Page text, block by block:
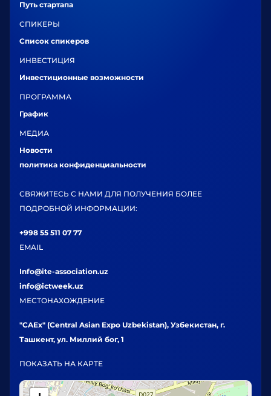
Путь стартапа
СПИКЕРЫ
Список спикеров
ИНВЕСТИЦИЯ
Инвестиционные возможности
ПРОГРАММА
График
МЕДИА
Новости
политика конфиденциальности
СВЯЖИТЕСЬ С НАМИ ДЛЯ ПОЛУЧЕНИЯ БОЛЕЕ
ПОДРОБНОЙ ИНФОРМАЦИИ:
+998 55 511 07 77
EMAIL
Info@ite-association.uz
info@ictweek.uz
МЕСТОНАХОЖДЕНИЕ
"CAEx" (Central Asian Expo Uzbekistan), Узбекистан, г.
Ташкент, ул. Миллий бог, 1
ПОКАЗАТЬ НА КАРТЕ